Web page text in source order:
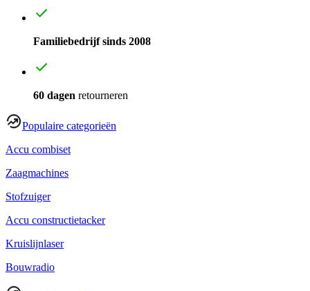
Familiebedrijf sinds 2008
60 dagen retourneren
Populaire categorieën
Accu combiset
Zaagmachines
Stofzuiger
Accu constructietacker
Kruislijnlaser
Bouwradio